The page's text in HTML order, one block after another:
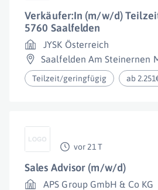
Verkäufer:In (m/w/d)
5760 Saalfelden
JYSK Österreich
Saalfelden Am Steinernen
Teilzeit/geringfügig ab
vor 21 T
Sales Advisor (m/w/d)
APS Group GmbH & Co KG